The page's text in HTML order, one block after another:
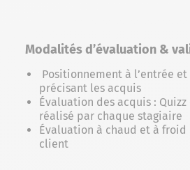
Modalités d’évaluation &
Positionnement à l’entrée
précisant les acquis
Évaluation des acquis :
réalisé par chaque stagiaire
Évaluation à chaud et à
client